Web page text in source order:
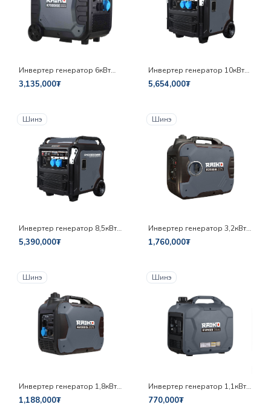
Инвертер генератор 6кВт
Raiko R7000ISE
3,135,000₮
Инвертер генератор 10кВт
Raiko R12000iSE
5,654,000₮
Шинэ
Инвертер генератор 8,5кВт
Raiko R10000iSE
5,390,000₮
Шинэ
Инвертер генератор 3,2кВт
Raiko R3500iS
1,760,000₮
Шинэ
Инвертер генератор 1,8кВт
Raiko R2000iS
1,188,000₮
Шинэ
Инвертер генератор 1,1кВт
Raiko R1250iS
770,000₮